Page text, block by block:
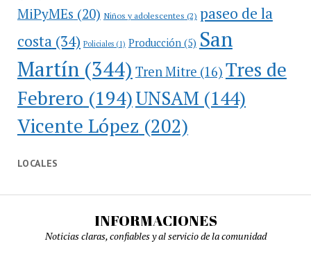
MiPyMEs (20) Niños y adolescentes (2) paseo de la
costa(34) Policiales(1) Producción(5) San
Martín(344) Tren Mitre (16) Tres de
Febrero (194)UNSAM (144)
Vicente López (202)
LOCALES
INFORMACIONES
Noticias claras, confiables y al servicio de la comunidad